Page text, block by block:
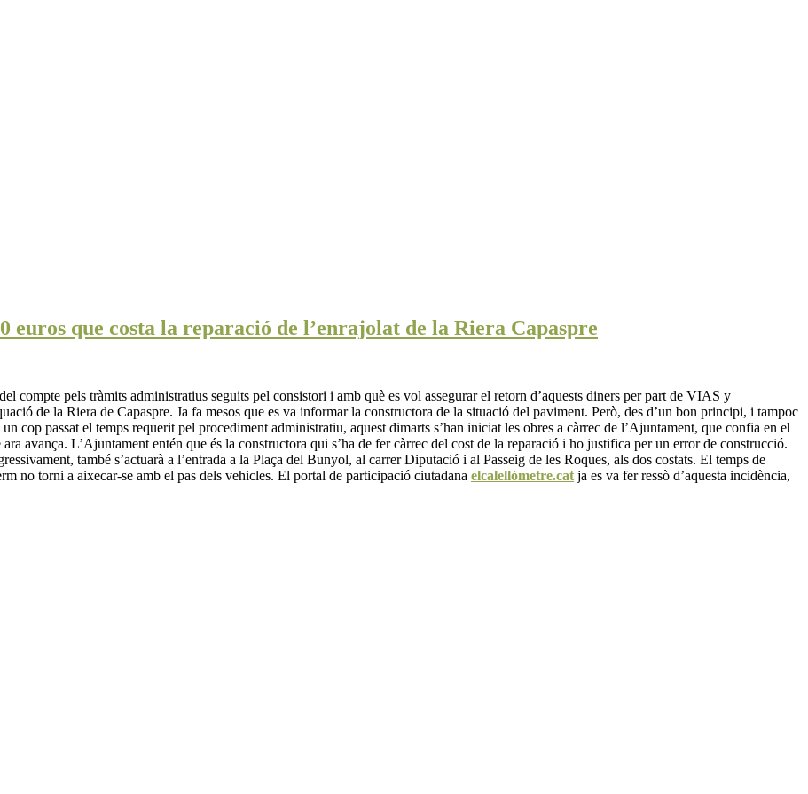
euros que costa la reparació de l’enrajolat de la Riera Capaspre
compte pels tràmits administratius seguits pel consistori i amb què es vol assegurar el retorn d’aquests diners per part de VIAS y
de la Riera de Capaspre. Ja fa mesos que es va informar la constructora de la situació del paviment. Però, des d’un bon principi, i tampoc
cop passat el temps requerit pel procediment administratiu, aquest dimarts s’han iniciat les obres a càrrec de l’Ajuntament, que confia en el
avança. L’Ajuntament entén que és la constructora qui s’ha de fer càrrec del cost de la reparació i ho justifica per un error de construcció.
també s’actuarà a l’entrada a la Plaça del Bunyol, al carrer Diputació i al Passeig de les Roques, als dos costats. El temps de
no torni a aixecar-se amb el pas dels vehicles. El portal de participació ciutadana elcalellòmetre.cat ja es va fer ressò d’aquesta incidència,